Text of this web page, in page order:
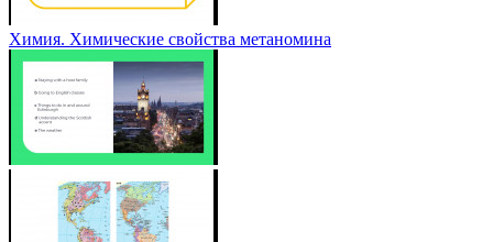
Химия. Химические свойства метаномина